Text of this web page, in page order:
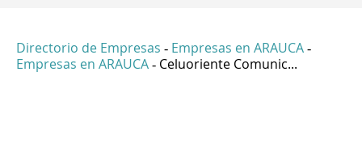
Directorio de Empresas - Empresas en ARAUCA -
Empresas en ARAUCA - Celuoriente Comunic...